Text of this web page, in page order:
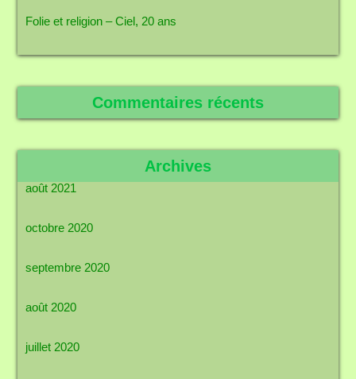
Folie et religion – Ciel, 20 ans
Commentaires récents
Archives
août 2021
octobre 2020
septembre 2020
août 2020
juillet 2020